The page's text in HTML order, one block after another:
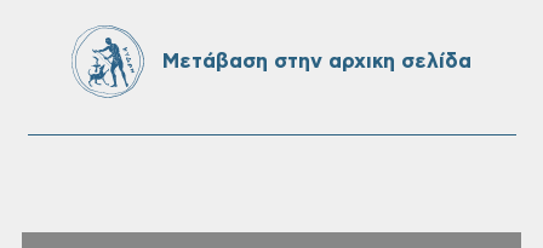
Δήμου Χανίων
Μετάβαση στην αρχικη σελίδα